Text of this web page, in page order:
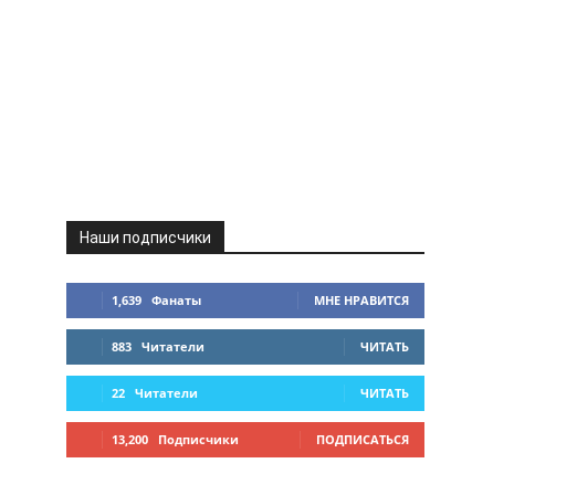
Наши подписчики
1,639 Фанаты МНЕ НРАВИТСЯ
883 Читатели ЧИТАТЬ
22 Читатели ЧИТАТЬ
13,200 Подписчики ПОДПИСАТЬСЯ